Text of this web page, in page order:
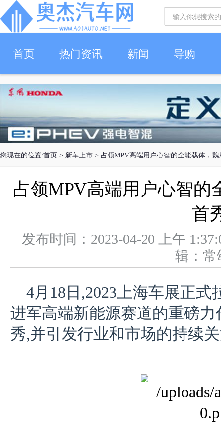
首页 热门资讯 新闻 导购
您现在的位置:首页 > 新车上市 > 占领MPV高端用户心智的全能载体，
占领MPV高端用户心智的
首
发布时间：2023-04-20 上午
辑：
4月18日,2023上海车展正
进军高端新能源赛道的重磅
秀,并引发行业和市场的持续